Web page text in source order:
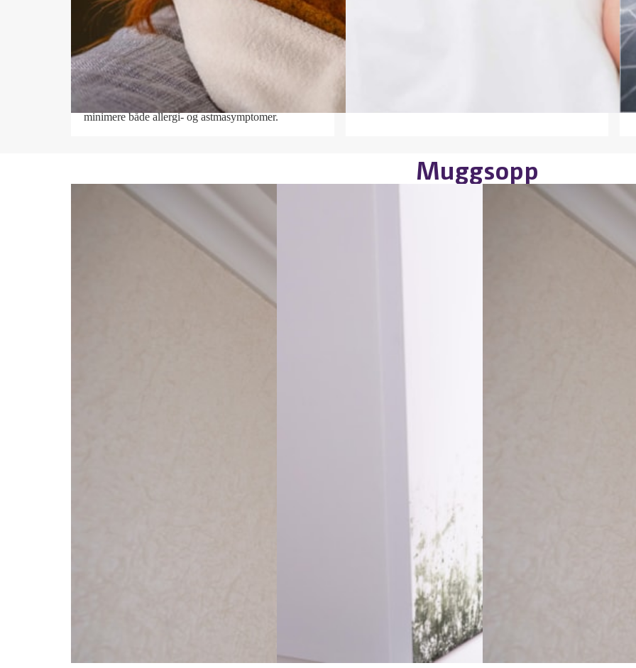
Tips for et bedre
inneklima
I iveren etter varme og kos glemmer vi fort at
vintertiden kan være en utfordring for å skape et sunt
innemiljø. Et godt inneklima med minst mulig
innendørs svevestøv er viktig for å forebygge og
minimere både allergi- og astmasymptomer.
HELSE
Muggsopp
Muggsopp kan
føre til helseplager
Man behøver ikke ha allergi eller
astma for å få symptomer i en
bygning med fukt- og muggsopp.